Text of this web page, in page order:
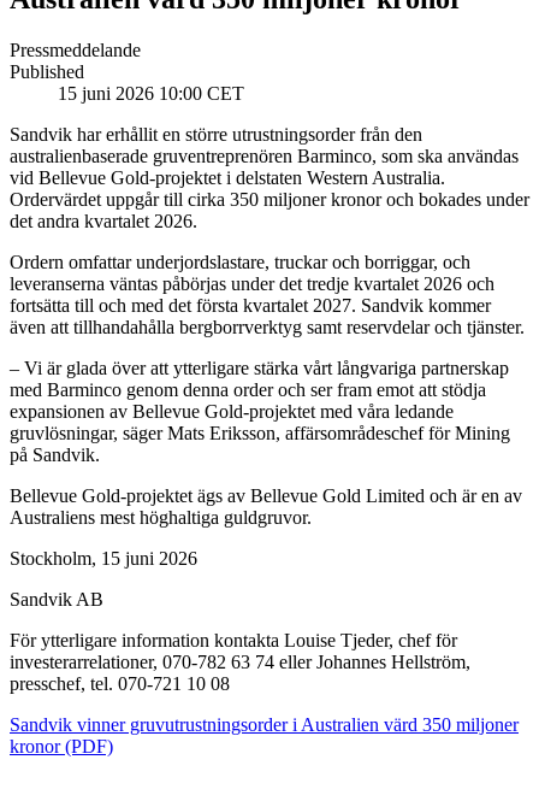
Pressmeddelande
Published
15 juni 2026 10:00 CET
Sandvik har erhållit en större utrustningsorder från den
australienbaserade gruventreprenören Barminco, som ska användas
vid Bellevue Gold-projektet i delstaten Western Australia.
Ordervärdet uppgår till cirka 350 miljoner kronor och bokades under
det andra kvartalet 2026.
Ordern omfattar underjordslastare, truckar och borriggar, och
leveranserna väntas påbörjas under det tredje kvartalet 2026 och
fortsätta till och med det första kvartalet 2027. Sandvik kommer
även att tillhandahålla bergborrverktyg samt reservdelar och tjänster.
– Vi är glada över att ytterligare stärka vårt långvariga partnerskap
med Barminco genom denna order och ser fram emot att stödja
expansionen av Bellevue Gold-projektet med våra ledande
gruvlösningar, säger Mats Eriksson, affärsområdeschef för Mining
på Sandvik.
Bellevue Gold-projektet ägs av Bellevue Gold Limited och är en av
Australiens mest höghaltiga guldgruvor.
Stockholm, 15 juni 2026
Sandvik AB
För ytterligare information kontakta Louise Tjeder, chef för
investerarrelationer, 070-782 63 74 eller Johannes Hellström,
presschef, tel. 070-721 10 08
Sandvik vinner gruvutrustningsorder i Australien värd 350 miljoner
kronor (PDF)